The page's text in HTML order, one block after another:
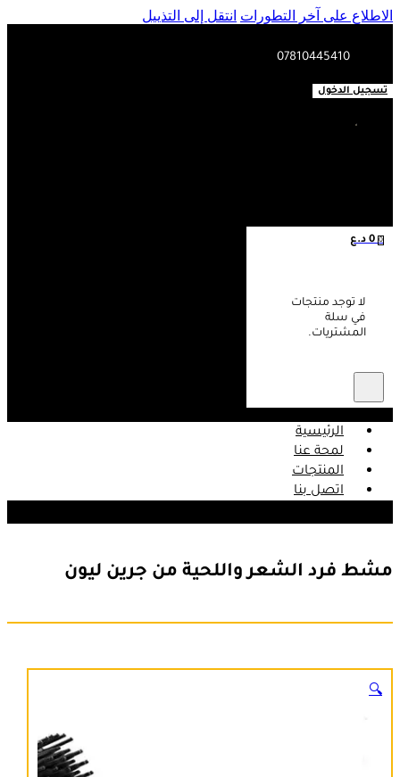
الاطلاع على آخر التطورات انتقل إلى التذييل
07810445410
تسجيل الدخول
0
0 د.ع
لا توجد منتجات
في سلة
المشتريات.
الرئيسية
لمحة عنا
المنتجات
اتصل بنا
مشط فرد الشعر واللحية من جرين ليون
🔍